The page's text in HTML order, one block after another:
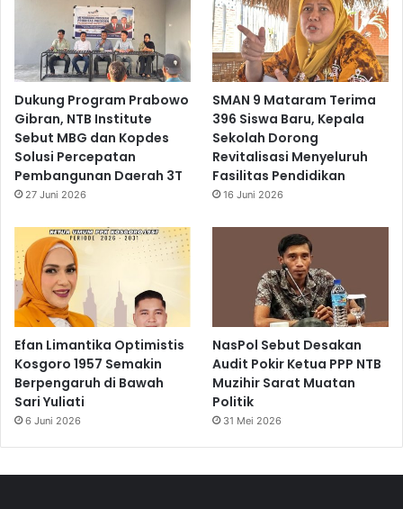
Dukung Program Prabowo
Gibran, NTB Institute
Sebut MBG dan Kopdes
Solusi Percepatan
Pembangunan Daerah 3T
27 Juni 2026
SMAN 9 Mataram Terima
396 Siswa Baru, Kepala
Sekolah Dorong
Revitalisasi Menyeluruh
Fasilitas Pendidikan
16 Juni 2026
Efan Limantika Optimistis
Kosgoro 1957 Semakin
Berpengaruh di Bawah
Sari Yuliati
6 Juni 2026
NasPol Sebut Desakan
Audit Pokir Ketua PPP NTB
Muzihir Sarat Muatan
Politik
31 Mei 2026